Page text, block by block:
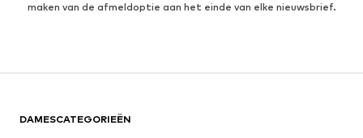
maken van de afmeldoptie aan het einde van elke nieuwsbrief.
DAMESCATEGORIEËN